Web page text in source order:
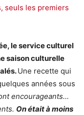
seuls les premiers
le service culturel
saison culturelle
Une recette qui
années sous
encourageants…
On était à moins